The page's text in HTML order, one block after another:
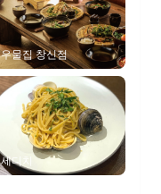
우물집 창신점
세디치